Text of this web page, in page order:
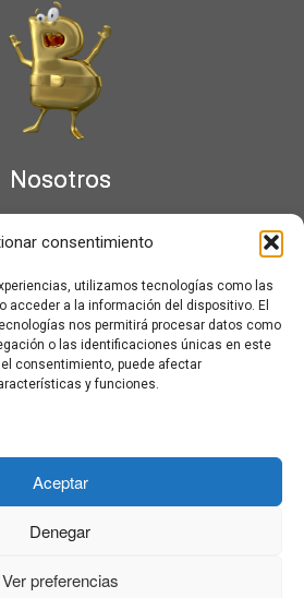
consentimiento
utilizamos tecnologías como las
acceder a la información del dispositivo. El
nos permitirá procesar datos como
o las identificaciones únicas en este
consentimiento, puede afectar
y funciones.
Aceptar
Denegar
Ver preferencias
Nosotros
Aviso legal
sobre las cookies
Noticias al correo
Política de cookies
de cookies (UE)
Política de privacidad
en contacto con nosotros